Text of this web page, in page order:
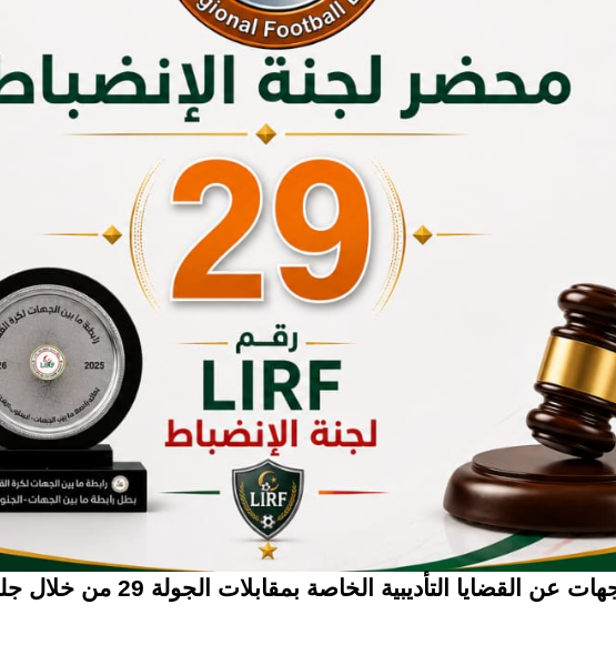
التأديبية الخاصة بمقابلات الجولة 29 من خلال جلسة يوم